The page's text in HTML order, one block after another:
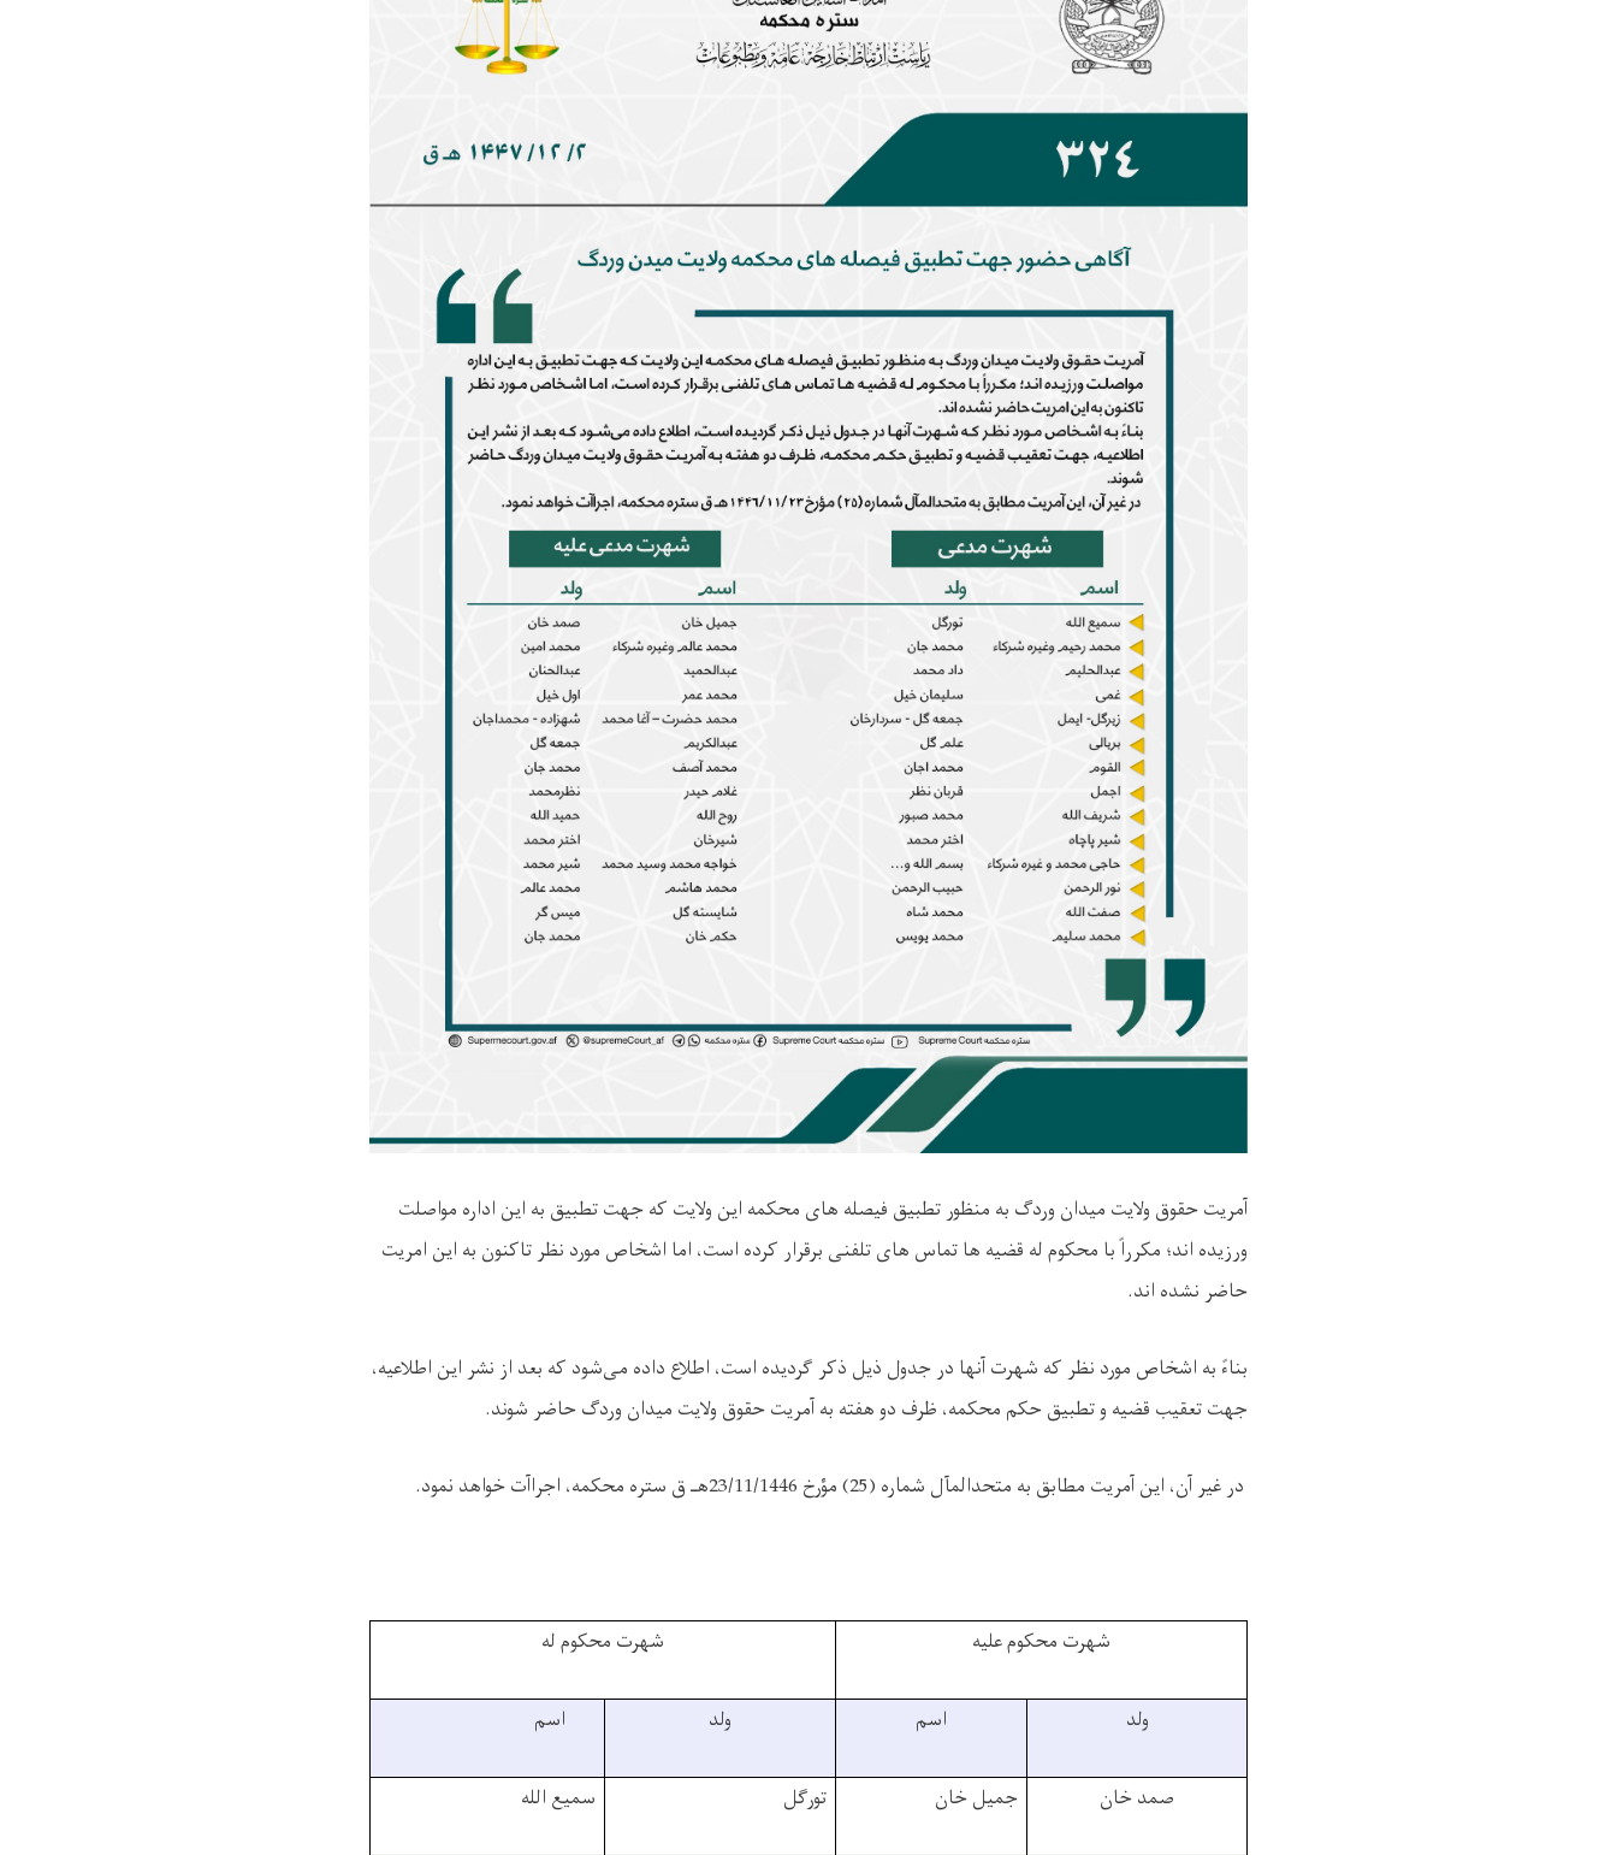
آمریت حقوق ولایت ميدان وردگ به منظور تطبیق فیصله های محکمه این ولایت که جهت تطبیق به این اداره مواصلت
ورزیده اند؛ مکرراً با محکوم له قضیه ها تماس های تلفنی برقرار کرده است، اما اشخاص مورد نظر تاکنون به این امریت
حاضر نشده اند.
بناءً به اشخاص مورد نظر که شهرت آنها در جدول ذیل ذکر گردیده است، اطلاع داده می‌شود که بعد از نشر این اطلاعیه،
جهت تعقیب قضیه و تطبیق حکم محکمه، ظرف دو هفته به آمریت حقوق ولایت میدان وردگ حاضر شوند.
در غیر آن، این آمریت مطابق به متحدالمآل شماره (25) مؤرخ 23/11/1446هـ ق ستره محکمه، اجراآت خواهد نمود .
شهرت محکوم علیه شهرت محکوم له
ولد اسم ولد اسم
صمد خان جمیل خان تورگل سمیع الله